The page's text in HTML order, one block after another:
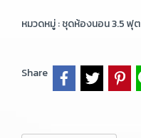
หมวดหมู่ :ชุดห้องนอน 3.5 ฟุต
Share